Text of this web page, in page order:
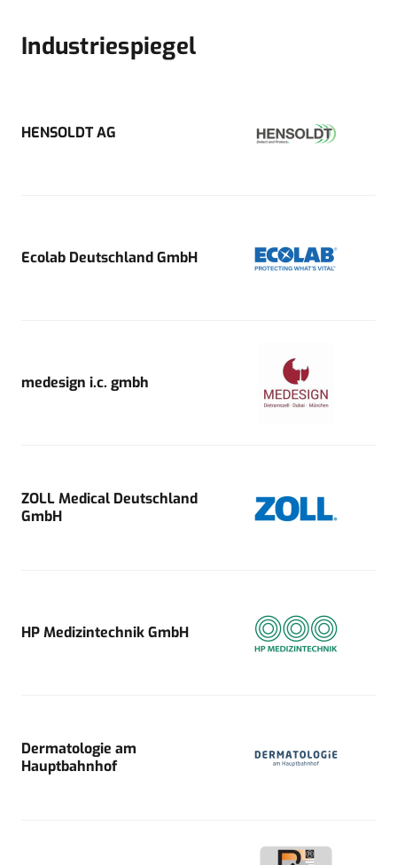
Industriespiegel
HENSOLDT AG
Ecolab Deutschland GmbH
medesign i.c. gmbh
ZOLL Medical Deutschland
GmbH
HP Medizintechnik GmbH
Dermatologie am
Hauptbahnhof